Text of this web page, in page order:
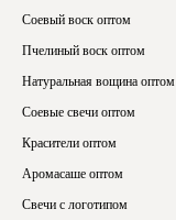
Соевый воск оптом
Пчелиный воск оптом
Натуральная вощина оптом
Соевые свечи оптом
Красители оптом
Аромасаше оптом
Свечи с логотипом